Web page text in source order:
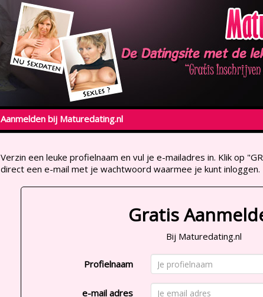
Aanmelden bij Maturedating.nl
Verzin een leuke profielnaam en vul je e-mailadres in. Klik op
direct een e-mail met je wachtwoord waarmee je kunt inloggen.
Gratis
Bij Maturedating.nl
Profielnaam
e-mail adres